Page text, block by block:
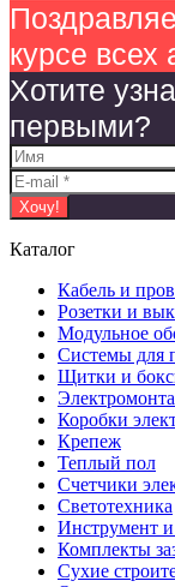
курсе всех
Хотите
первыми?
Каталог
Кабель и
Розетки и
Модульное
Системы для
Щитки и
Коробки
Крепеж
Теплый пол
Счетчики
Светотехника
Инструмент и
Комплекты
Сухие